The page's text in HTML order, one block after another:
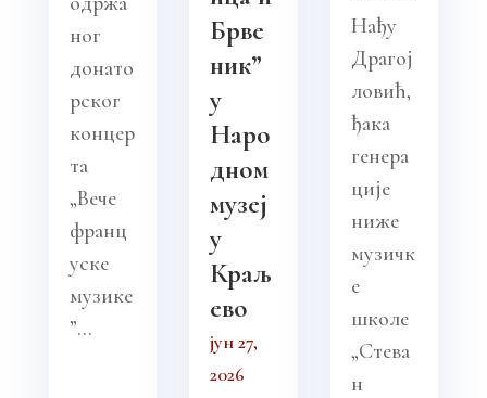
ног
донато
рског
концер
та
„Вече
франц
уске
музике
”...
Брве
ник”
у
Наро
дном
музеј
у
Краљ
ево
јун 27,
2026
Нађу
Драгој
ловић,
ђака
генера
ције
ниже
музичк
е
школе
„Стева
н